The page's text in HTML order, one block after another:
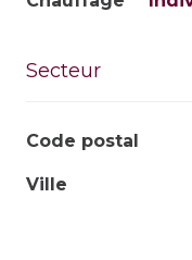
Secteur
Code postal
Ville